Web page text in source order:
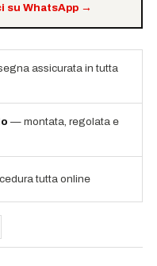
su WhatsApp→
assicurata in tutta
— montata, regolata e
tutta online